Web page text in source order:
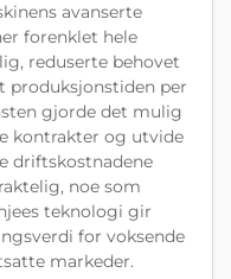
avanserte
forenklet hele
reduserte behovet
per
gjorde det mulig
kontrakter og utvide
driftskostnadene
noe som
teknologi gir
for voksende
markeder.